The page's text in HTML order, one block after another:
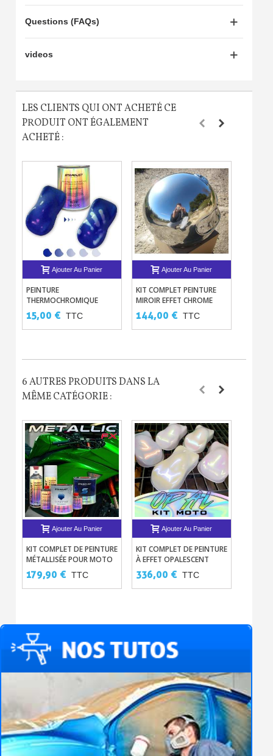
Questions (FAQs)
videos
LES CLIENTS QUI ONT ACHETÉ CE
PRODUIT ONT ÉGALEMENT
ACHETÉ :
Ajouter Au Panier
PEINTURE
THERMOCHROMIQUE
60ML - 250ML - 1L - 5L
15,00 € TTC
Ajouter Au Panier
KIT COMPLET PEINTURE
MIROIR EFFET CHROME
MIROIR
144,00 € TTC
6 AUTRES PRODUITS DANS LA
MÊME CATÉGORIE :
Ajouter Au Panier
KIT COMPLET DE PEINTURE
MÉTALLISÉE POUR MOTO
179,90 € TTC
Ajouter Au Panier
KIT COMPLET DE PEINTURE
À EFFET OPALESCENT
POUR MOTO
336,00 € TTC